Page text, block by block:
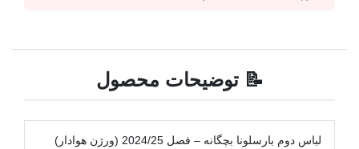
📝 توضیحات محصول
لباس دوم بارسلونا بچگانه – فصل 2024/25 (ورژن هوادار)